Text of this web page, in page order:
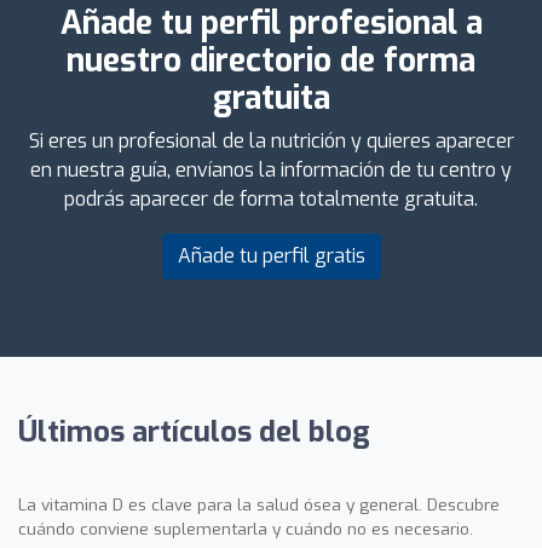
Añade tu perfil profesional a
nuestro directorio de forma
gratuita
Si eres un profesional de la nutrición y quieres aparecer
en nuestra guía, envíanos la información de tu centro y
podrás aparecer de forma totalmente gratuita.
Añade tu perfil gratis
Últimos artículos del blog
La vitamina D es clave para la salud ósea y general. Descubre
cuándo conviene suplementarla y cuándo no es necesario.